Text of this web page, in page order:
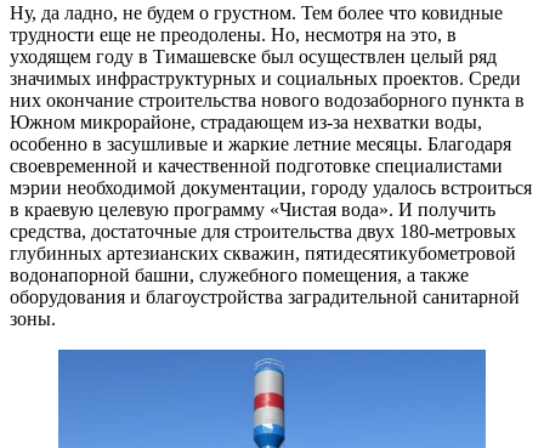
Ну, да ладно, не будем о грустном. Тем более что ковидные
трудности еще не преодолены. Но, несмотря на это, в
уходящем году в Тимашевске был осуществлен целый ряд
значимых инфраструктурных и социальных проектов. Среди
них окончание строительства нового водозаборного пункта в
Южном микрорайоне, страдающем из-за нехватки воды,
особенно в засушливые и жаркие летние месяцы. Благодаря
своевременной и качественной подготовке специалистами
мэрии необходимой документации, городу удалось встроиться
в краевую целевую программу «Чистая вода». И получить
средства, достаточные для строительства двух 180-метровых
глубинных артезианских скважин, пятидесятикубометровой
водонапорной башни, служебного помещения, а также
оборудования и благоустройства заградительной санитарной
зоны.